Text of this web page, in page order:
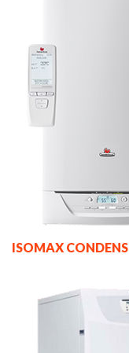
ISOMAX CONDENS